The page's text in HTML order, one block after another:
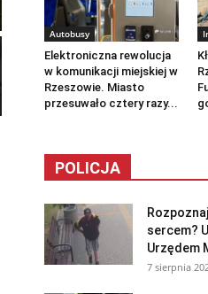
Autobusy
Elektroniczna rewolucja
w komunikacji miejskiej w
Rzeszowie. Miasto
przesuwało cztery razy...
POLICJA
sercem?
Urzędem
7 sierpnia